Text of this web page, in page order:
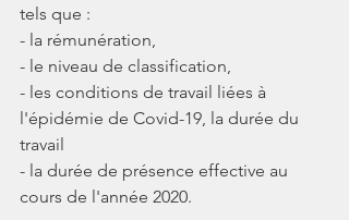
tels que :
- la rémunération,
- le niveau de classification,
- les conditions de travail liées à
l'épidémie de Covid-19, la durée du
travail
- la durée de présence effective au
cours de l'année 2020.